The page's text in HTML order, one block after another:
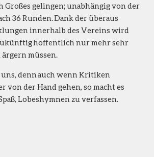
Großes gelingen; unabhängig von der
36 Runden. Dank der überaus
innerhalb des Vereins wird
hoffentlich nur mehr sehr
müssen.
denn auch wenn Kritiken
von der Hand gehen, so macht es
Lobeshymnen zu verfassen.